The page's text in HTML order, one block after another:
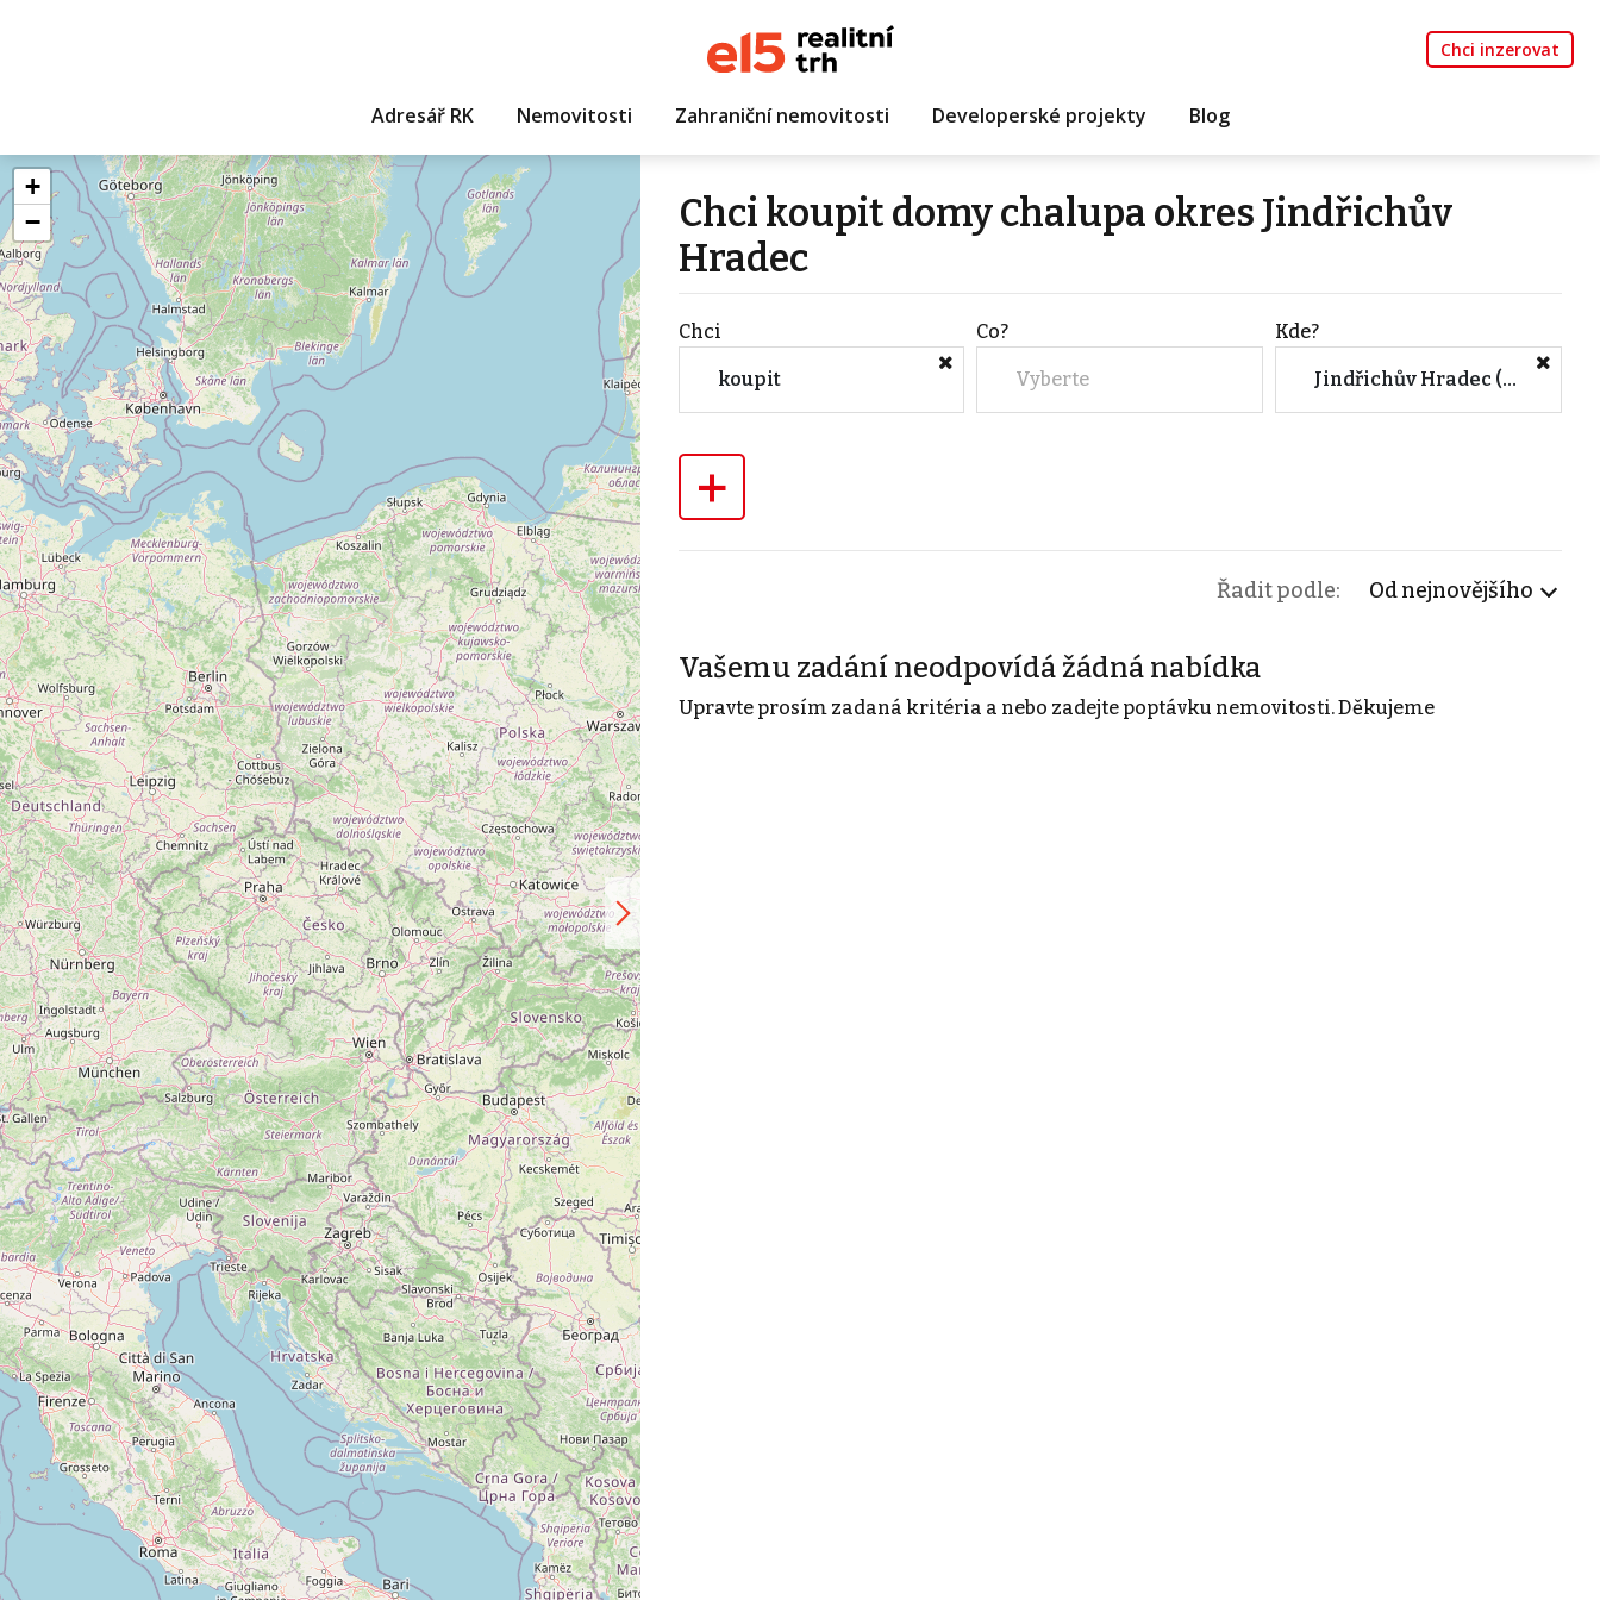
Chci inzerovat
Adresář RK Nemovitosti Zahraniční nemovitosti Developerské projekty Blog
+
−
Chci koupit domy chalupa okres Jindřichův
Hradec
Chci
koupit
Co?
Vyberte
Kde?
Jindřichův Hradec (Okres, Jihočeský kraj)
+
Řadit podle: Od nejnovějšího
Vašemu zadání neodpovídá žádná nabídka
Upravte prosím zadaná kritéria a nebo zadejte poptávku nemovitosti. Děkujeme